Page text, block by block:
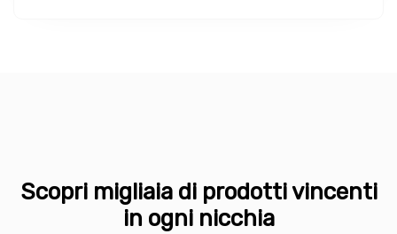
Scopri migliaia di prodotti vincenti
in ogni nicchia